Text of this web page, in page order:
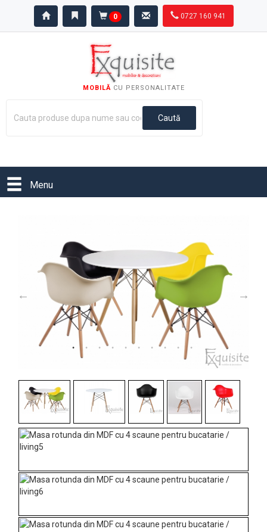
0 0727 160 941
MOBILĂCU PERSONALITATE
Menu